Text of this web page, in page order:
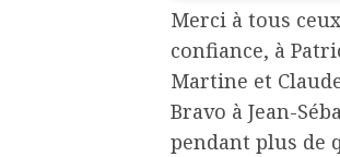
Merci à tous
confiance, à
Martine et
Bravo à Jean-
pendant plus de